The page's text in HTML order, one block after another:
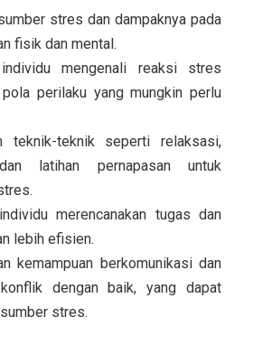
stres dan dampaknya pada
fisik dan mental.
mengenali reaksi stres
perilaku yang mungkin perlu
teknik-teknik seperti relaksasi,
latihan pernapasan untuk
merencanakan tugas dan
lebih efisien.
kemampuan berkomunikasi dan
dengan baik, yang dapat
stres.